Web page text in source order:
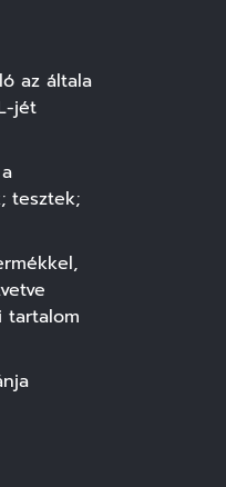
az általa
jét
tesztek;
tartalom